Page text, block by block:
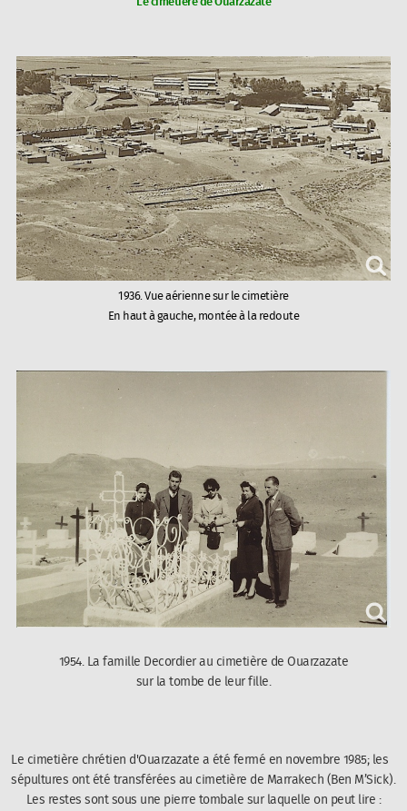
1936. Vue aérienne sur le cimetière
En haut à gauche, montée à la redoute
1954. La famille Decordier au cimetière de Ouarzazate
sur la tombe de leur fille.
Le cimetière chrétien d'Ouarzazate a été fermé en novembre 1985; les
sépultures ont été transférées au cimetière de Marrakech (Ben M’Sick).
Les restes sont sous une pierre tombale sur laquelle on peut lire :